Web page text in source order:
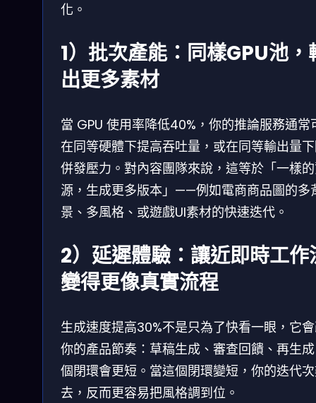
化。
1）批次產能：同樣GPU池，
出更多素材
當 GPU 使用率降低40%，你的推論服務通常
在同等硬體下提高吞吐量，或在同等輸出量
併發壓力。對內容團隊來說，這等於「一樣
源，生成更多版本」——例如電商商品圖的多
景、多風格、或遊戲UI素材的快速迭代。
2）延遲體驗：讓近即時工作
變得更像真實流程
生成速度提高30%不是只為了快看一眼，它
你的產品節奏：草稿生成、審查回饋、再生
個閉環會更短。當這個閉環變短，你的迭代
去，反而更容易把風格調到位。